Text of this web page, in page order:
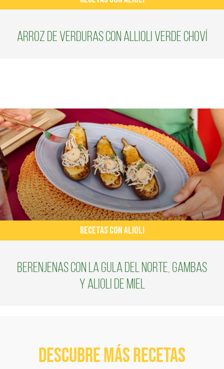
Arroz de verduras con Allioli verde Choví
RECETAS CON ALIOLI
Berenjenas con La Gula del Norte, gambas
y alioli de miel
Descubre más recetas